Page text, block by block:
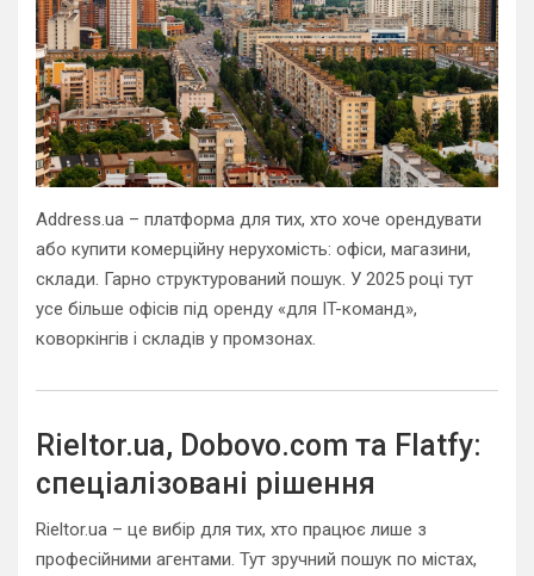
Address.ua – платформа для тих, хто хоче орендувати
або купити комерційну нерухомість: офіси, магазини,
склади. Гарно структурований пошук. У 2025 році тут
усе більше офісів під оренду «для IT-команд»,
коворкінгів і складів у промзонах.
Rieltor.ua, Dobovo.com та Flatfy:
спеціалізовані рішення
Rieltor.ua – це вибір для тих, хто працює лише з
професійними агентами. Тут зручний пошук по містах,